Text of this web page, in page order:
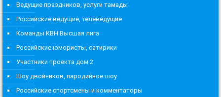
Ведущие праздников, услуги тамады
Российские ведущие, телеведущие
Команды КВН Высшая лига
Российские юмористы, сатирики
Участники проекта дом 2
Шоу двойников, пародийное шоу
Российские спортсмены и комментаторы